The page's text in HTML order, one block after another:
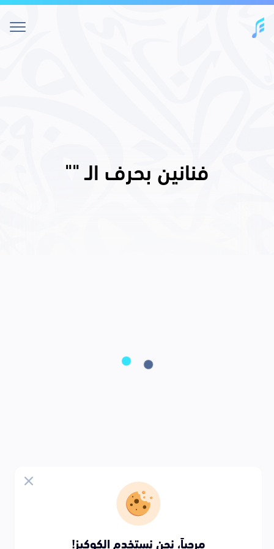
فنانين بحرف الـ ""
مرحباً، نحن نستخدم الكوكيز!